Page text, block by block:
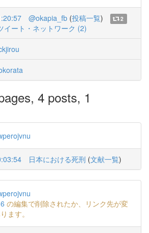
@okapia_fb (投稿一覧)
2
イート・ネットワーク (2)
4 posts, 1
日本における死刑 (文献一覧)
の編集で削除されたか、リンク先が変
ます。